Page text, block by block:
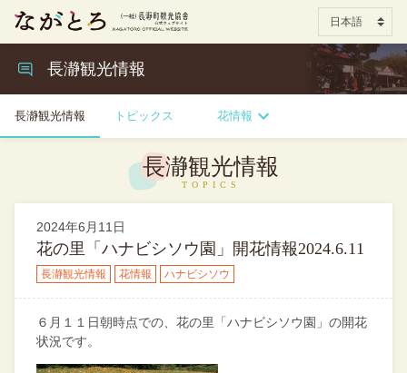
長瀞観光情報
長瀞観光情報 トピックス 花情報
長瀞観光情報
2024年6月11日
花の里「ハナビシソウ園」開花情報2024.6.11
長瀞観光情報 花情報 ハナビシソウ
６月１１日朝時点での、花の里「ハナビシソウ園」の開花
状況です。